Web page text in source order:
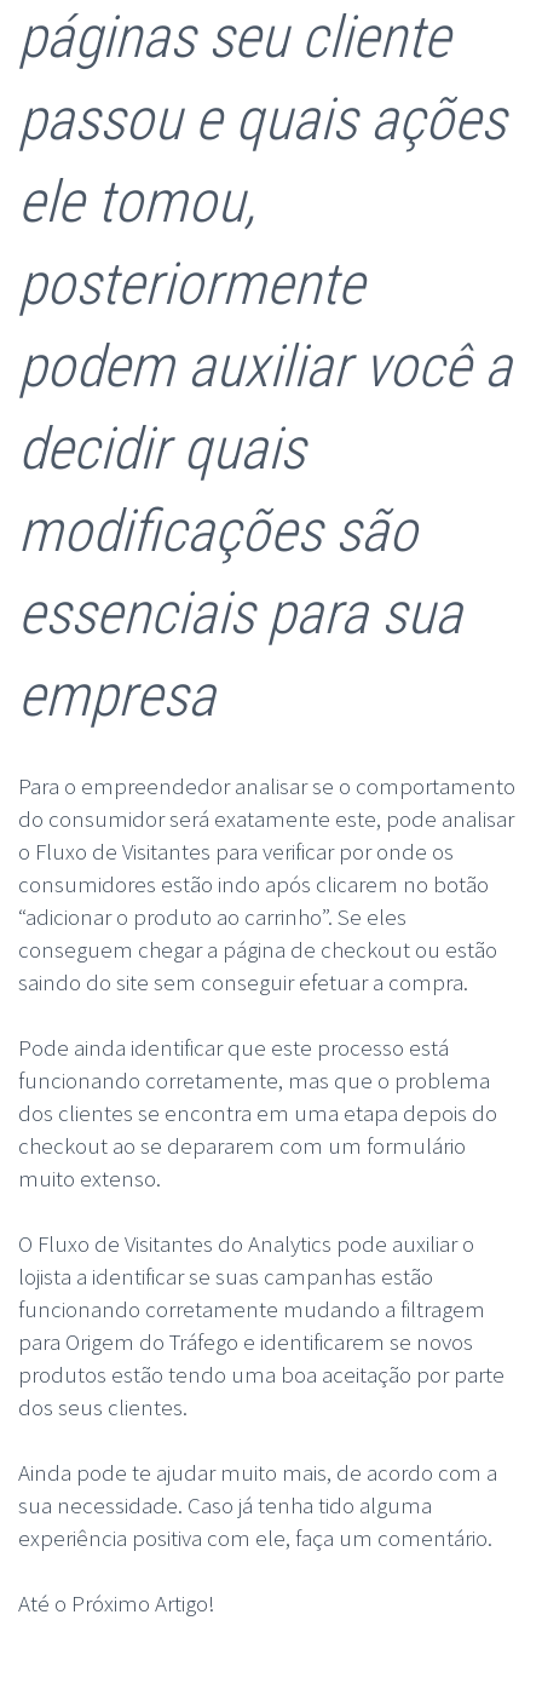
páginas seu cliente
passou e quais ações
ele tomou,
posteriormente
podem auxiliar você a
decidir quais
modificações são
essenciais para sua
empresa
Para o empreendedor analisar se o comportamento
do consumidor será exatamente este, pode analisar
o Fluxo de Visitantes para verificar por onde os
consumidores estão indo após clicarem no botão
“adicionar o produto ao carrinho”. Se eles
conseguem chegar a página de checkout ou estão
saindo do site sem conseguir efetuar a compra.
Pode ainda identificar que este processo está
funcionando corretamente, mas que o problema
dos clientes se encontra em uma etapa depois do
checkout ao se depararem com um formulário
muito extenso.
O Fluxo de Visitantes do Analytics pode auxiliar o
lojista a identificar se suas campanhas estão
funcionando corretamente mudando a filtragem
para Origem do Tráfego e identificarem se novos
produtos estão tendo uma boa aceitação por parte
dos seus clientes.
Ainda pode te ajudar muito mais, de acordo com a
sua necessidade. Caso já tenha tido alguma
experiência positiva com ele, faça um comentário.
Até o Próximo Artigo!